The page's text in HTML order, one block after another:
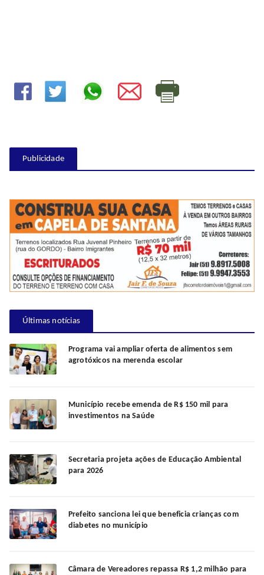
Publicidade
Últimas notícias
Programa vai ampliar oferta de alimentos sem
agrotóxicos na merenda escolar
Município recebe emenda de R$ 150 mil para
investimentos na Saúde
Secretaria projeta ações de Educação Ambiental
para 2026
Prefeito sanciona lei que beneficia crianças com
diabetes no município
Câmara de Vereadores repassa R$ 1,2 milhão para